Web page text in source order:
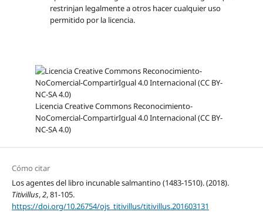
restrinjan legalmente a otros hacer cualquier uso
permitido por la licencia.
Licencia Creative Commons Reconocimiento-
NoComercial-CompartirIgual 4.0 Internacional (CC BY-
NC-SA 4.0)
Cómo citar
Los agentes del libro incunable salmantino (1483-1510). (2018).
Titivillus,2, 81-105.
https://doi.org/10.26754/ojs_titivillus/titivillus.201603131